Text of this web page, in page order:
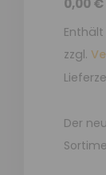
Enthält
zzgl.
Der